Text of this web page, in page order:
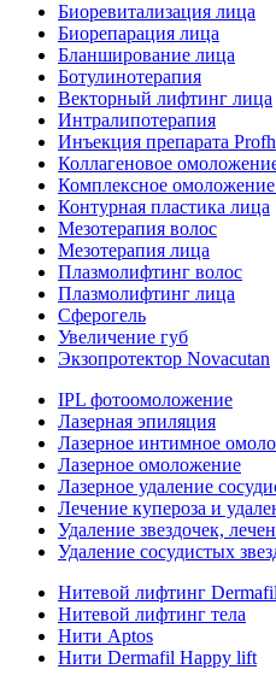
Биоревитализация лица
Биорепарация лица
Бланширование лица
Ботулинотерапия
Векторный лифтинг лица
Интралипотерапия
Инъекция препарата
Коллагеновое
Комплексное
Контурная пластика лица
Мезотерапия волос
Мезотерапия лица
Плазмолифтинг волос
Плазмолифтинг лица
Сферогель
Увеличение губ
Экзопротектор Novacutan
IPL фотоомоложение
Лазерная эпиляция
Лазерное интимное
Лазерное омоложение
Лазерное удаление
Лечение купероза и
Удаление звездочек,
Удаление сосудистых
Нитевой лифтинг
Нитевой лифтинг тела
Нити Aptos
Нити Dermafil Happy lift